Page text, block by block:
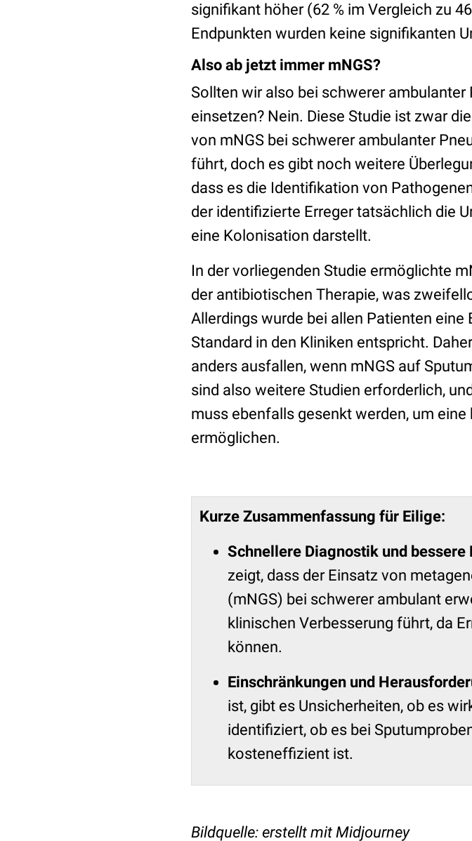
signifikant höher (62 % im Vergleich zu
Endpunkten wurden keine signifikanten
Also ab jetzt immer mNGS?
Sollten wir also bei schwerer
einsetzen? Nein. Diese Studie ist zwar
von mNGS bei schwerer ambulanter
führt, doch es gibt noch weitere
dass es die Identifikation von
der identifizierte Erreger tatsächlich die
eine Kolonisation darstellt.
In der vorliegenden Studie ermöglichte
der antibiotischen Therapie, was
Allerdings wurde bei allen Patienten
Standard in den Kliniken entspricht.
anders ausfallen, wenn mNGS auf
sind also weitere Studien erforderlich,
muss ebenfalls gesenkt werden, um
ermöglichen.
Kurze Zusammenfassung für Eilige:
Schnellere Diagnostik und bessere
zeigt, dass der Einsatz von
(mNGS) bei schwerer ambulant
klinischen Verbesserung führt, da
können.
Einschränkungen und
ist, gibt es Unsicherheiten, ob es
identifiziert, ob es bei
kosteneffizient ist.
Bildquelle: erstellt mit Midjourney